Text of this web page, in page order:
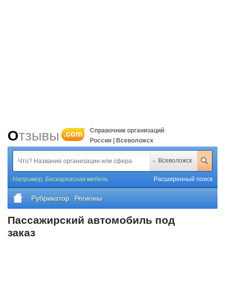
Отзывы .com
Справочник организаций
Россия | Всеволожск
Всеволожск
Например, Бескаркасная мебель Расширенный поиск
Рубрикатор Регионы
Пассажирский автомобиль под
заказ